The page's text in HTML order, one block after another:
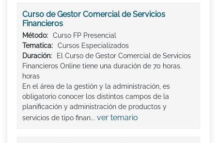
Curso de Gestor Comercial de Servicios
Financieros
Método:
Curso FP Presencial
Tematica:
Cursos Especializados
Duración:
El Curso de Gestor Comercial de Servicios
Financieros Online tiene una duración de 70 horas.
horas
En el área de la gestión y la administración, es
obligatorio conocer los distintos campos de la
planificación y administración de productos y
servicios de tipo finan... ver temario